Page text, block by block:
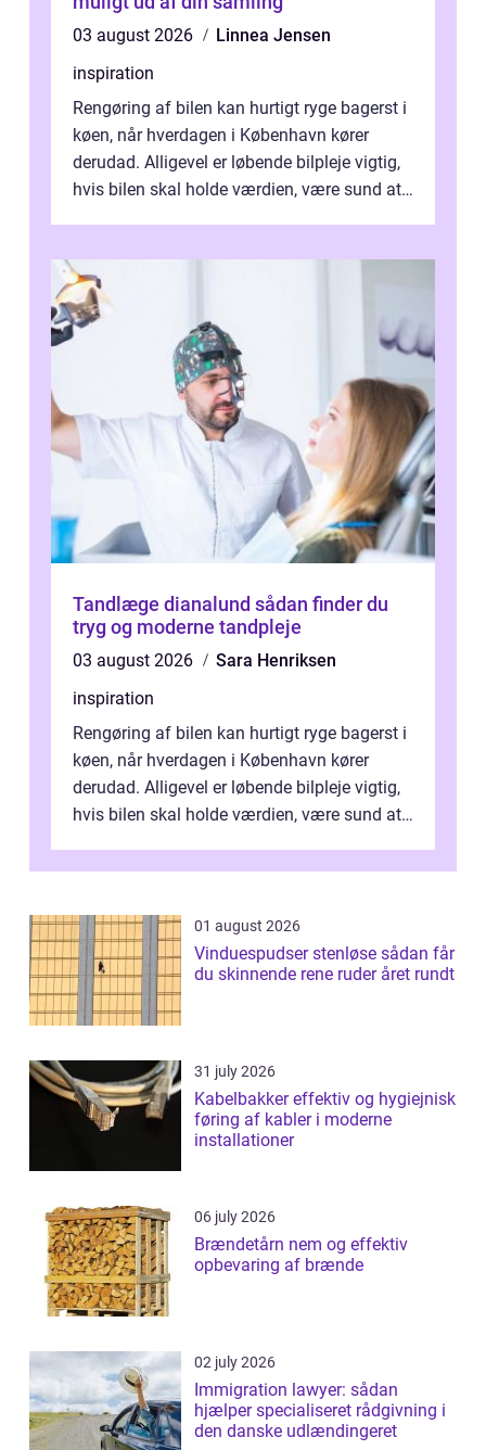
03 august 2026
Linnea Jensen
inspiration
Rengøring af bilen kan hurtigt ryge bagerst i
køen, når hverdagen i København kører
derudad. Alligevel er løbende bilpleje vigtig,
hvis bilen skal holde værdien, være sund at
Tandlæge dianalund sådan finder du
tryg og moderne tandpleje
03 august 2026
Sara Henriksen
inspiration
Rengøring af bilen kan hurtigt ryge bagerst i
køen, når hverdagen i København kører
derudad. Alligevel er løbende bilpleje vigtig,
hvis bilen skal holde værdien, være sund at
01 august 2026
Vinduespudser stenløse sådan får
du skinnende rene ruder året rundt
31 july 2026
Kabelbakker effektiv og hygiejnisk
føring af kabler i moderne
installationer
06 july 2026
Brændetårn nem og effektiv
opbevaring af brænde
02 july 2026
Immigration lawyer: sådan
hjælper specialiseret rådgivning i
den danske udlændingeret